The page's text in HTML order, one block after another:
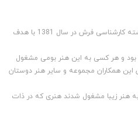
این مجموعه توسط فارغ التحصیلان رشته کارشناسی فرش در سال 1381 با هدف
بود و هر کسی به این هنر بومی مشغول
این همکاران مجموعه و سایر هنر دوستان
هنر زیبا مشغول شدند هنری که در ذات